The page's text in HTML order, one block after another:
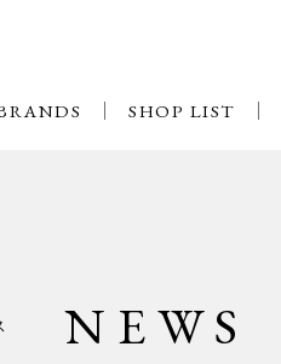
SHOP LIST
NEWS